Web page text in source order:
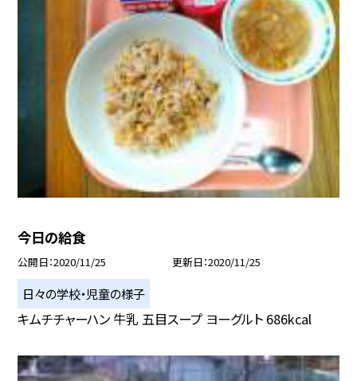
今日の給食
公開日 2020/11/25 更新日 2020/11/25
日々の学校・児童の様子
キムチチャーハン 牛乳 五目スープ ヨーグルト 686kcal